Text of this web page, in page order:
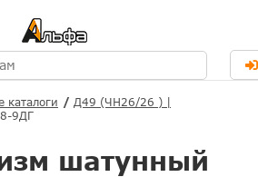
каталоги
Д49 (ЧН26/26 ) |
9ДГ
шатунный